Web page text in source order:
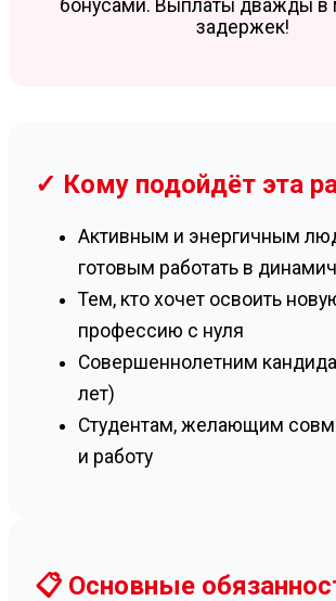
бонусами. Выплаты дважды в
задержек!
✓ Кому подойдёт эта
Активным и энергичным
готовым работать в
Тем, кто хочет освоить
профессию с нуля
Совершеннолетним
лет)
Студентам, желающим
и работу
📋 Основные